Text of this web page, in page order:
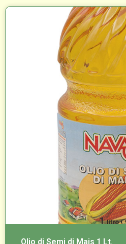
Olio di Semi di Mais 1 Lt.